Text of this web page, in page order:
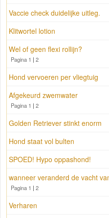
Vaccie check duidelijke uitleg.
Klitwortel lotion
Wel of geen flexi rollijn?
Pagina 1 | 2
Hond vervoeren per vliegtuig
Afgekeurd zwemwater
Pagina 1 | 2
Golden Retriever stinkt enorm
Hond staat vol bulten
SPOED! Hypo oppashond!
wanneer veranderd de vacht
Pagina 1 | 2
Verharen